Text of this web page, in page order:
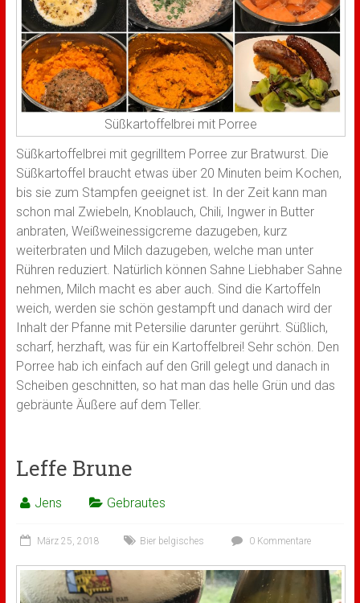
Süßkartoffelbrei mit Porree
Süßkartoffelbrei mit gegrilltem Porree zur Bratwurst. Die
Süßkartoffel braucht etwas über 20 Minuten beim Kochen,
bis sie zum Stampfen geeignet ist. In der Zeit kann man
schon mal Zwiebeln, Knoblauch, Chili, Ingwer in Butter
anbraten, Weißweinessigcreme dazugeben, kurz
weiterbraten und Milch dazugeben, welche man unter
Rühren reduziert. Natürlich können Sahne Liebhaber Sahne
nehmen, Milch macht es aber auch. Sind die Kartoffeln
weich, werden sie schön gestampft und danach wird der
Inhalt der Pfanne mit Petersilie darunter gerührt. Süßlich,
scharf, herzhaft, was für ein Kartoffelbrei! Sehr schön. Den
Porree hab ich einfach auf den Grill gelegt und danach in
Scheiben geschnitten, so hat man das helle Grün und das
gebräunte Äußere auf dem Teller.
Leffe Brune
Jens Gebrautes
März 25, 2018 Bier belgisches 0 Kommentare